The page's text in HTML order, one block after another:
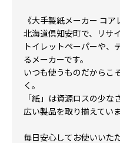
《大手製紙メーカー コア
北海道倶知安町で、リサ
トイレットペーパーや、
るメーカーです。
いつも使うものだからこ
く。
「紙」は資源ロスの少
広い製品を取り揃えていま
毎日安心してお使いいた